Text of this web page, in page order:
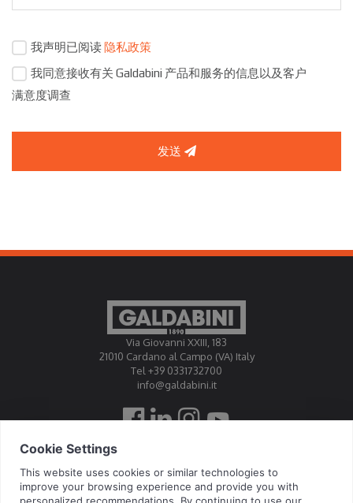
我声明已阅读 隐私政策
我同意接收有关 Galdabini 产品和服务的信息以及客户
满意度调查
发送
Via Giovanni XXIII, 183
21010 Cardano al Campo (VA) Italy
Tel +39 0331732700
info@galdabini.it
高达比尼公司授权为官方标定中心EA, IAF, ILAC